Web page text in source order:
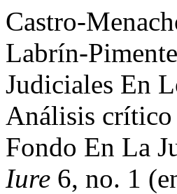
Castro-
Labrín-
Judiciales En
Análisis crítico
Fondo En La
Iure 6, no. 1